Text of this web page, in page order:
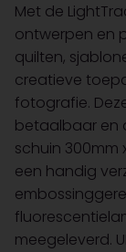
Met de
ontwerpen en
quilten,
creatieve
fotografie.
betaalbaar en
schuin 300mm
een handig
meegeleverd.